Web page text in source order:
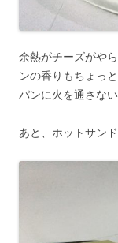
余熱がチーズがや
ンの香りもちょっ
パンに火を通さな
あと、ホットサン